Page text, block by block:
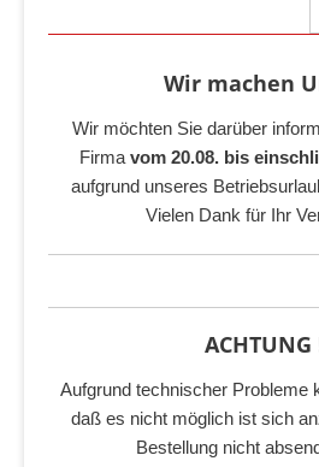
Wir machen
Wir möchten Sie darüber
Firma vom 20.08. bis
aufgrund unseres
Vielen Dank für Ihr
ACHTUNG
Aufgrund technischer Probleme
daß es nicht möglich ist sich
Bestellung nicht